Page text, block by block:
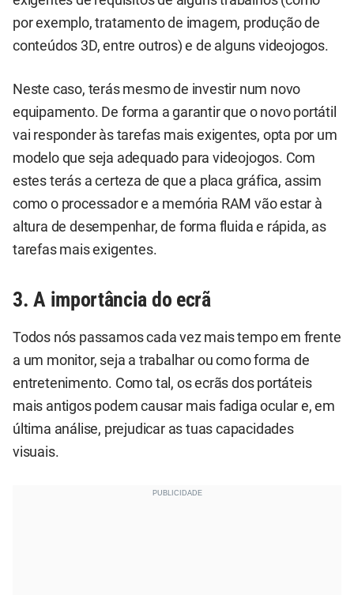
por exemplo, tratamento de imagem, produção de
conteúdos 3D, entre outros) e de alguns videojogos.
Neste caso, terás mesmo de investir num novo
equipamento. De forma a garantir que o novo portátil
vai responder às tarefas mais exigentes, opta por um
modelo que seja adequado para videojogos. Com
estes terás a certeza de que a placa gráfica, assim
como o processador e a memória RAM vão estar à
altura de desempenhar, de forma fluida e rápida, as
tarefas mais exigentes.
3. A importância do ecrã
Todos nós passamos cada vez mais tempo em frente
a um monitor, seja a trabalhar ou como forma de
entretenimento. Como tal, os ecrãs dos portáteis
mais antigos podem causar mais fadiga ocular e, em
última análise, prejudicar as tuas capacidades
visuais.